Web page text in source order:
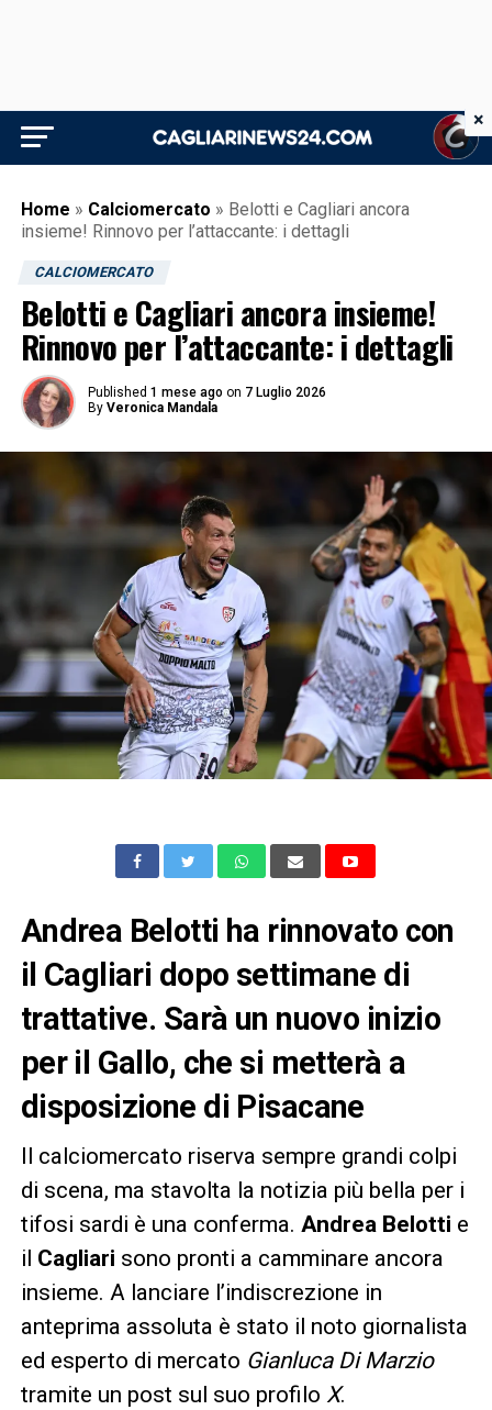
Home » Calciomercato » Belotti e Cagliari ancora
insieme! Rinnovo per l’attaccante: i dettagli
CALCIOMERCATO
Belotti e Cagliari ancora insieme!
Rinnovo per l’attaccante: i dettagli
Published 1 mese ago on 7 Luglio 2026
By Veronica Mandala
Andrea Belotti ha rinnovato con
il Cagliari dopo settimane di
trattative. Sarà un nuovo inizio
per il Gallo, che si metterà a
disposizione di Pisacane
Il calciomercato riserva sempre grandi colpi
di scena, ma stavolta la notizia più bella per i
tifosi sardi è una conferma. Andrea Belotti e
il Cagliari sono pronti a camminare ancora
insieme. A lanciare l’indiscrezione in
anteprima assoluta è stato il noto giornalista
ed esperto di mercato Gianluca Di Marzio
tramite un post sul suo profilo X.
×